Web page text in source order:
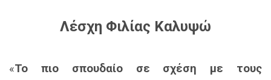
Λέσχη Φιλίας Καλυψώ
«Το πιο σπουδαίο σε σχέση με τους